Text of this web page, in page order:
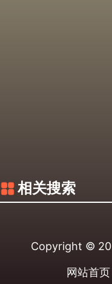
相关搜索
Copyright ©
网站首页